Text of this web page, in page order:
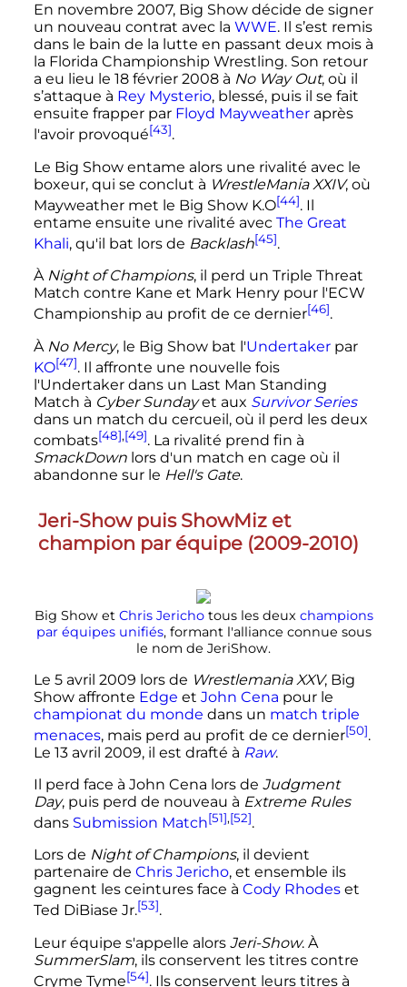
En novembre 2007, Big Show décide de signer
un nouveau contrat avec la WWE. Il s’est remis
dans le bain de la lutte en passant deux mois à
la Florida Championship Wrestling. Son retour
a eu lieu le 18 février 2008à No Way Out, où il
s’attaque à Rey Mysterio, blessé, puis il se fait
ensuite frapper par Floyd Mayweatheraprès
l'avoir provoqué[43].
Le Big Show entame alors une rivalité avec le
boxeur, qui se conclut à WrestleMania XXIV, où
Mayweather met le Big Show K.O[44]. Il
entame ensuite une rivalité avec The Great
Khali, qu'il bat lors de Backlash[45].
À Night of Champions, il perd un Triple Threat
Match contre Kane et Mark Henry pour l'ECW
Championship au profit de ce dernier[46].
À No Mercy, le Big Show bat l'Undertakerpar
KO[47]. Il affronte une nouvelle fois
l'Undertaker dans un Last Man Standing
Match à Cyber Sundayet aux Survivor Series
dans un match du cercueil, où il perd les deux
combats[48],[49]. La rivalité prend fin à
SmackDownlors d'un match en cage où il
abandonne sur le Hell's Gate.
Jeri-Show puis ShowMiz et
champion par équipe (2009-2010)
Big Show et Chris Jerichotous les deux champions
par équipes unifiés, formant l'alliance connue sous
le nom de JeriShow.
Le 5 avril 2009 lors de Wrestlemania XXV, Big
Show affronte Edge et John Cena pour le
championat du monde dans un match triple
menaces, mais perd au profit de ce dernier[50].
Le 13 avril 2009, il est drafté à Raw.
Il perd face à John Cena lors de Judgment
Day, puis perd de nouveau à Extreme Rules
dans Submission Match[51],[52].
Lors de Night of Champions, il devient
partenaire de Chris Jericho, et ensemble ils
gagnent les ceintures face à Cody Rhodeset
Ted DiBiase Jr.[53].
Leur équipe s'appelle alors Jeri-Show. À
SummerSlam, ils conservent les titres contre
Cryme Tyme[54]. Ils conservent leurs titres à